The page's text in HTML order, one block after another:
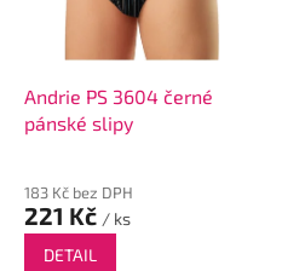
Andrie PS 3604 černé
pánské slipy
183 Kč bez DPH
221 Kč / ks
DETAIL